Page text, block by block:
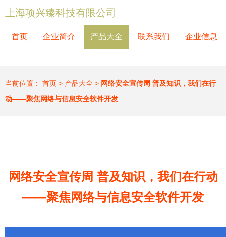
上海项兴臻科技有限公司
首页 企业简介 产品大全 联系我们 企业信息
当前位置： 首页 > 产品大全 > 网络安全宣传周 普及知识，我们在行
动——聚焦网络与信息安全软件开发
网络安全宣传周 普及知识，我们在行动
——聚焦网络与信息安全软件开发